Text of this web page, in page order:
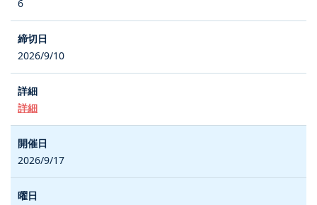
6
2026/9/10
詳細
2026/9/17